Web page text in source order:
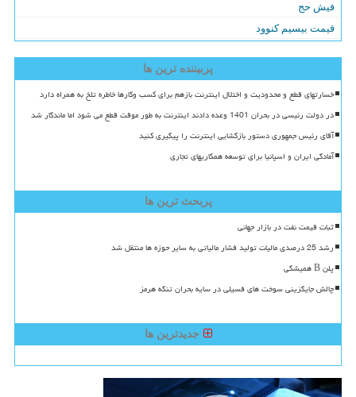
فیش حج
قیمت بیسیم کنوود
پربیننده ترین ها
خسارتهای قطع و محدودیت و اختلال اینترنت بازهم برای کسب وکارها خاطره تلخ به همراه دارد
در دولت رئیسی در بحران 1401 وعده دادند اینترنت به طور موقت قطع می شود اما ماندگار شد
آقای رئیس جمهوری دستور بازگشایی اینترنت را پیگیری کنید
آمادگی ایران و اسپانیا برای توسعه همکاریهای تجاری
پربحث ترین ها
ثبات قیمت نفت در بازار جهانی
رشد 25 درصدی مالیات تولید فشار مالیاتی به سایر حوزه ها منتقل شد
پلن B همیشگی
چالش جایگزینی سوخت های فسیلی در سایه بحران تنگه هرمز
جدیدترین ها